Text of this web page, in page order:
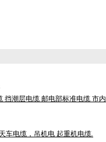
挡潮层电缆 邮电部标准电缆 市内
车电缆，吊机电 起重机电缆.